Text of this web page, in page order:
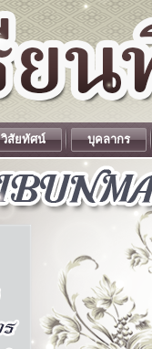
วิสัยทัศน์ บุคลากร